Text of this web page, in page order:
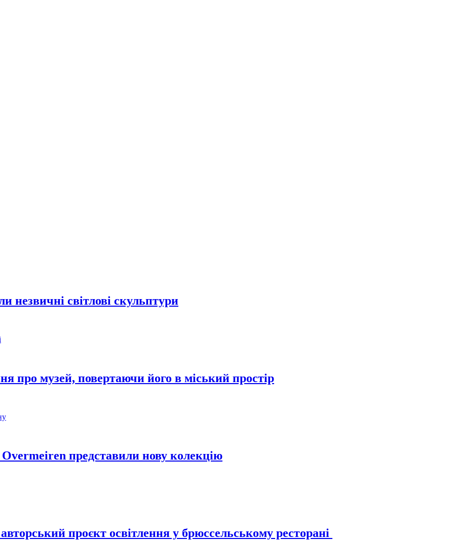
незвичні світлові скульптури
про музей, повертаючи його в міський простір
представили нову колекцію
проєкт освітлення у брюссельському ресторані